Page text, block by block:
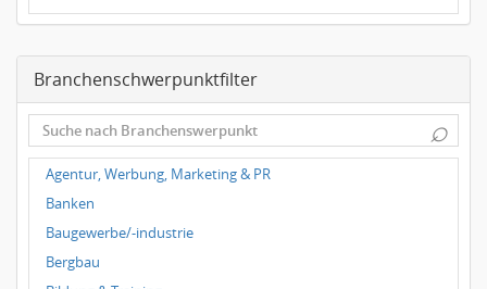
Augenheilkunde
Frauenheilkunde, Geburtshilfe
Hals-Nasen-Ohrenheilkunde
Hautkrankheiten, Geschlechtskrankheiten
Hygienemedizin, Umweltmedizin
Innere Medizin
Kieferchirurgie, Mundchirurgie, Gesichtschirurgie
Kindermedizin, Jugendmedizin
Kinderpsychiatrie, Jugendpsychiatrie
Branchenschwerpunktfilter
⌕
Agentur, Werbung, Marketing & PR
Banken
Baugewerbe/-industrie
Bergbau